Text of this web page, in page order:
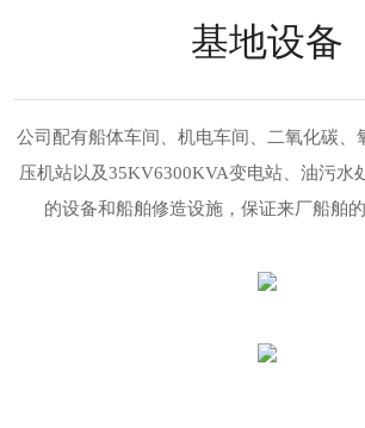
基地设备
公司配有船体车间、机电车间、二氧化碳、
压机站以及35KV6300KVA变电站、油污水
的设备和船舶修造设施，保证来厂船舶的